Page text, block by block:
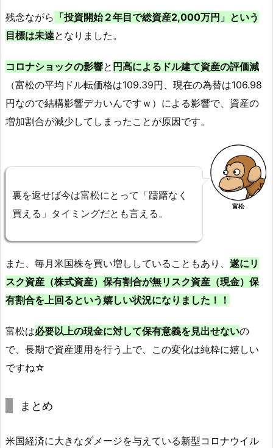
残念ながら 「投資開始２年目で総資産2,000万円」という
目標は未達となりました。
コロナショックの影響と 円高によるドル建て資産の評価減
（富松の平均ドル転価格は109.39円、現在の為替は106.98
円なので結構影響デカいんですｗ）による影響で、資産の
増加割合が減少してしまったことが原因です。
裏を返せば今は富松にとって「躊躇なく
買える」タイミングだとも言える。
富松
また、毎月米国株を買い増ししていることもあり、 遂にリ
スク資産（株式資産）保有割合が無リスク資産（現金）保
有割合を上回るという嬉しい状況になりました！！
富松は必要以上の現金に対して保有意義を見出せないの
で、長期で資産運用を行う上で、この変化は純粋に嬉しい
ですね☆
まとめ
米国経済に大きなダメージを与えている新型コロナウイル